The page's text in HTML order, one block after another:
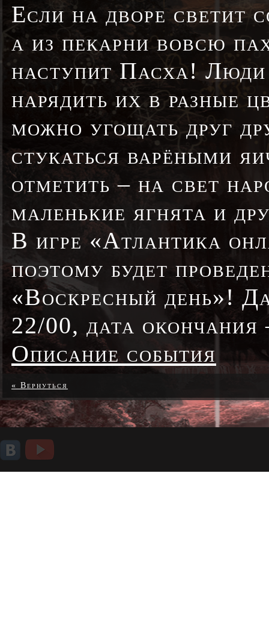
Если на дворе светит
а из пекарни вовсю
наступит Пасха! Люди
нарядить их в разные
можно угощать друг
стукаться варёными
отметить – на свет
маленькие ягнята и
В игре «Атлантика
поэтому будет
«Воскресный день»!
22/00, дата
Описание события
« Вернуться